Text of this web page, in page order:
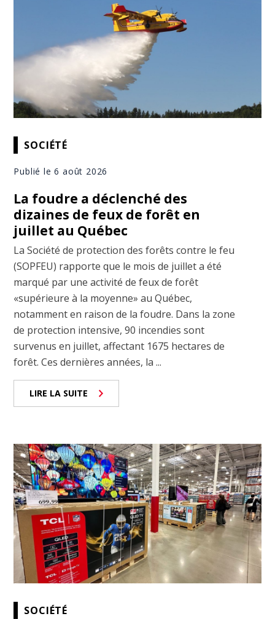
SOCIÉTÉ
Publié le 6 août 2026
La foudre a déclenché des
dizaines de feux de forêt en
juillet au Québec
La Société de protection des forêts contre le feu
(SOPFEU) rapporte que le mois de juillet a été
marqué par une activité de feux de forêt
«supérieure à la moyenne» au Québec,
notamment en raison de la foudre. Dans la zone
de protection intensive, 90 incendies sont
survenus en juillet, affectant 1675 hectares de
forêt. Ces dernières années, la ...
LIRE LA SUITE
SOCIÉTÉ